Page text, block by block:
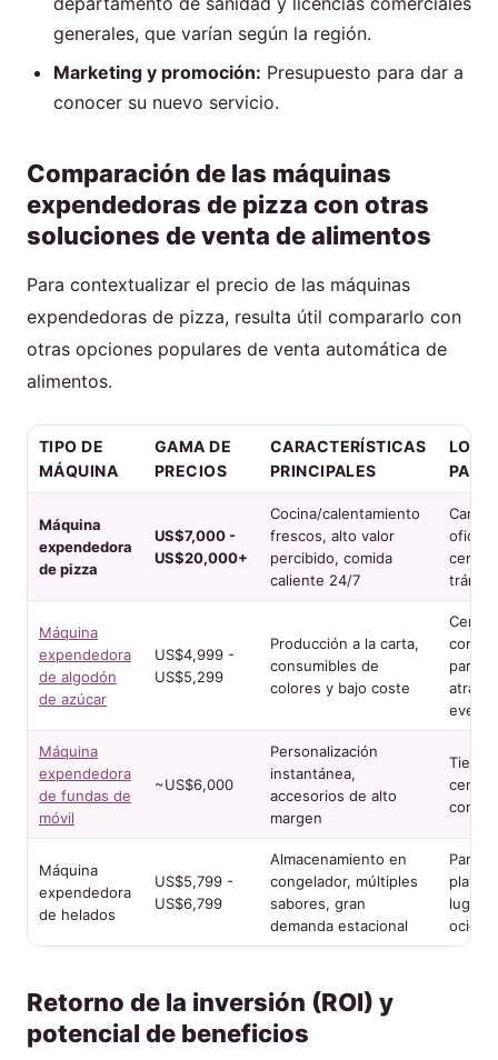
generales, que varían según la región.
Marketing y promoción: Presupuesto para dar a
conocer su nuevo servicio.
Comparación de las máquinas
expendedoras de pizza con otras
soluciones de venta de alimentos
Para contextualizar el precio de las máquinas
expendedoras de pizza, resulta útil compararlo con
otras opciones populares de venta automática de
alimentos.
TIPO DE
MÁQUINA
GAMA DE
PRECIOS
CARACTERÍSTICAS
PRINCIPALES
LO
PARA
Máquina
expendedora
de pizza
US$7,000 -
US$20,000+
Cocina/calentamiento
frescos, alto valor
percibido, comida
caliente 24/7
Máquina
expendedora
de algodón
de azúcar
US$4,999 -
US$5,299
Producción a la carta,
consumibles de
colores y bajo coste
Máquina
expendedora
de fundas de
móvil
~US$6,000
Personalización
instantánea,
accesorios de alto
margen
Máquina
expendedora
de helados
US$5,799 -
US$6,799
Almacenamiento en
congelador, múltiples
sabores, gran
demanda estacional
playas,
ocio
Retorno de la inversión (ROI) y
potencial de beneficios